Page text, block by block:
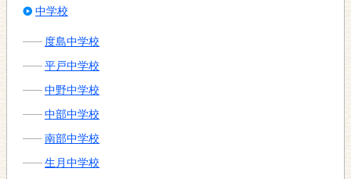
中学校
度島中学校
平戸中学校
中野中学校
中部中学校
南部中学校
生月中学校